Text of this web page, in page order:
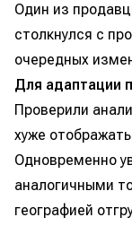
Один из
столкнулся с
очередных
Для адаптации
Проверили
хуже
Одновременно
аналогичными
географией